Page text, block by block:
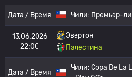
Дата / Время Чили: Премьер-
13.06.2026
22:00
Эвертон
Палестина
Дата / Время
Чили: Copa De La